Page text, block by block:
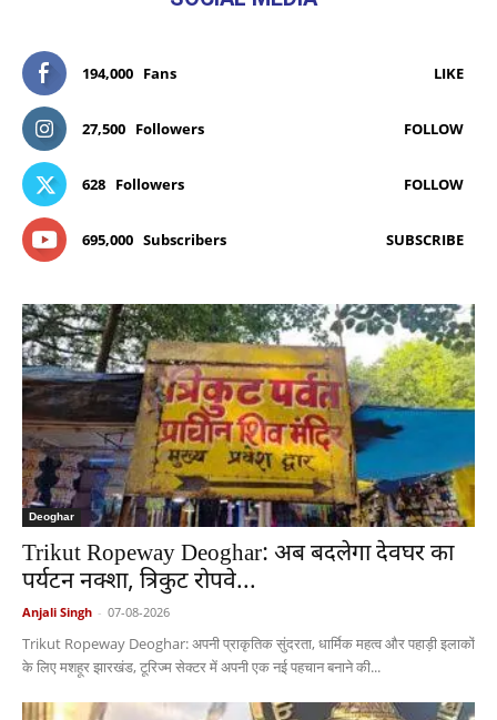
194,000 Fans LIKE
27,500 Followers FOLLOW
628 Followers FOLLOW
695,000 Subscribers SUBSCRIBE
Deoghar
Trikut Ropeway Deoghar: अब बदलेगा देवघर का
पर्यटन नक्शा, त्रिकुट रोपवे...
Anjali Singh - 07-08-2026
Trikut Ropeway Deoghar: अपनी प्राकृतिक सुंदरता, धार्मिक महत्व और पहाड़ी इलाकों
के लिए मशहूर झारखंड, टूरिज्म सेक्टर में अपनी एक नई पहचान बनाने की...